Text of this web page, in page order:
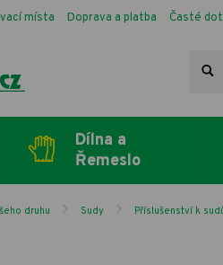
místa Doprava a platba Časté
Dílna a
Řemeslo
druhu Sudy Příslušenství k